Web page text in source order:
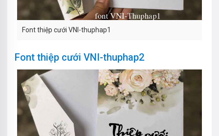
Font thiệp cưới VNI-thuphap1
Font thiệp cưới VNI-thuphap2